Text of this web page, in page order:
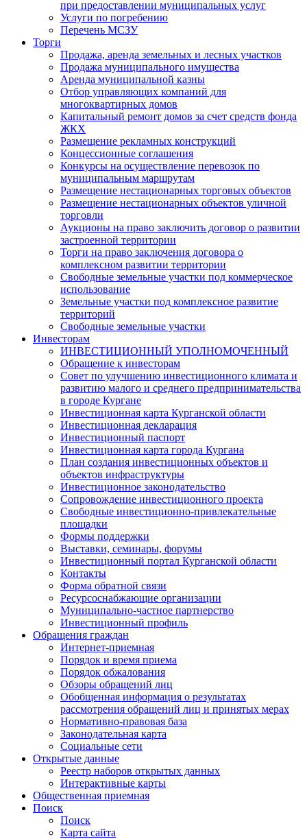
при предоставлении муниципальных услуг
Услуги по погребению
Перечень МСЗУ
Торги
Продажа, аренда земельных и лесных участков
Продажа муниципального имущества
Аренда муниципальной казны
Отбор управляющих компаний для
многоквартирных домов
Капитальный ремонт домов за счет средств фонда
ЖКХ
Размещение рекламных конструкций
Концессионные соглашения
Конкурсы на осуществление перевозок по
муниципальным маршрутам
Размещение нестационарных торговых объектов
Размещение нестационарных объектов уличной
торговли
Аукционы на право заключить договор о развитии
застроенной территории
Торги на право заключения договора о
комплексном развитии территории
Свободные земельные участки под коммерческое
использование
Земельные участки под комплексное развитие
территорий
Свободные земельные участки
Инвесторам
ИНВЕСТИЦИОННЫЙ УПОЛНОМОЧЕННЫЙ
Обращение к инвесторам
Совет по улучшению инвестиционного климата и
развитию малого и среднего предпринимательства
в городе Кургане
Инвестиционная карта Курганской области
Инвестиционная декларация
Инвестиционный паспорт
Инвестиционная карта города Кургана
План создания инвестиционных объектов и
объектов инфраструктуры
Инвестиционное законодательство
Сопровождение инвестиционного проекта
Свободные инвестиционно-привлекательные
площадки
Формы поддержки
Выставки, семинары, форумы
Инвестиционный портал Курганской области
Контакты
Форма обратной связи
Ресурсоснабжающие организации
Муниципально-частное партнерство
Инвестиционный профиль
Обращения граждан
Интернет-приемная
Порядок и время приема
Порядок обжалования
Обзоры обращений лиц
Обобщенная информация о результатах
рассмотрения обращений лиц и принятых мерах
Нормативно-правовая база
Законодательная карта
Социальные сети
Открытые данные
Реестр наборов открытых данных
Интерактивные карты
Общественная приемная
Поиск
Поиск
Карта сайта